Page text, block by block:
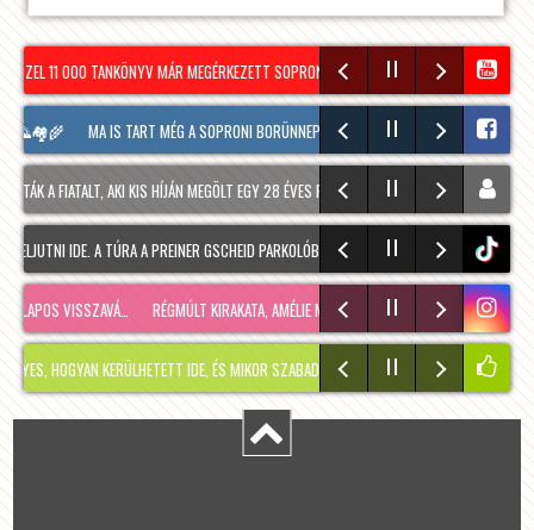
11 000 TANKÖNYV MÁR MEGÉRKEZETT SOPRONBA A KÖVETKEZŐ TANÉVRE!
🌄🏘️🌾 MA IS TART MÉG A SOPRONI BORÜNNEP, 20 ÓRAKOR A HOOLIGANS ZENÉL
A FIATALT, AKI KIS HÍJÁN MEGÖLT EGY 28 ÉVES FÉRFIT SOPRONBAN ENNEK ANNYI:
IDE. A TÚRA A PREINER GSCHEID PARKOLÓBÓL INDUL ÉS 1050 MÉTERES tiktok
VISSZAVÁ… RÉGMÚLT KIRAKATA, AMÉLIE MÓDRA TÉLEN IS KÉNYELMESEN!
KERÜLHETETT IDE, ÉS MIKOR SZABADUL FEL? PÁR NAPPAL EZELŐTT